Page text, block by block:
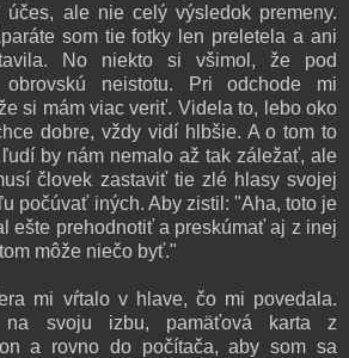
ale nie celý výsledok premeny.
som tie fotky len preletela a ani
No niekto si všimol, že pod
obrovskú neistotu. Pri odchode mi
si mám viac veriť. Videla to, lebo oko
dobre, vždy vidí hlbšie. A o tom to
by nám nemalo až tak záležať, ale
človek zastaviť tie zlé hlasy svojej
počúvať iných. Aby zistil: "Aha, toto je
ešte prehodnotiť a preskúmať aj z inej
môže niečo byť."
mi vŕtalo v hlave, čo mi povedala.
svoju izbu, pamäťová karta z
a rovno do počítača, aby som sa